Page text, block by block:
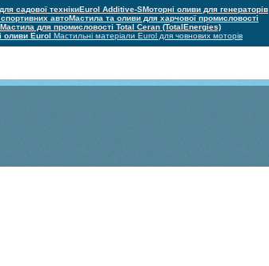
садової технікиEurol Additive-SМоторні оливи для генераторів
автоМастила та оливи для харчової промисловості
Мастила для промисловості Total Ceran (TotalEnergies)
оливи Eurol Мастильні матеріали Eurol для човнових моторів